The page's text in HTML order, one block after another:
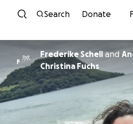
Skip to
Search Donate
F
Frederike Schelland
Christina Fuchs